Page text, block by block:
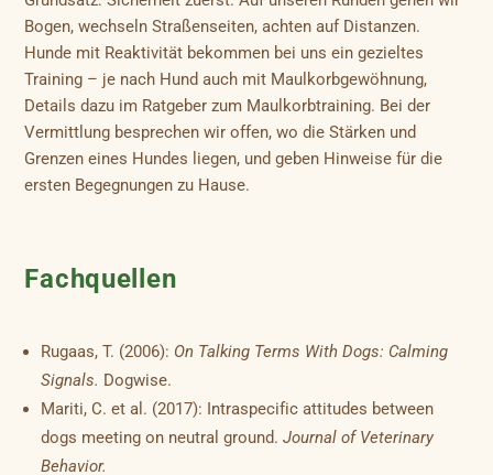
Bogen, wechseln Straßenseiten, achten auf Distanzen.
Hunde mit Reaktivität bekommen bei uns ein gezieltes
Training – je nach Hund auch mit Maulkorbgewöhnung,
Details dazu im Ratgeber zum Maulkorbtraining. Bei der
Vermittlung besprechen wir offen, wo die Stärken und
Grenzen eines Hundes liegen, und geben Hinweise für die
ersten Begegnungen zu Hause.
Fachquellen
Rugaas, T. (2006): On Talking Terms With Dogs: Calming
Signals. Dogwise.
Mariti, C. et al. (2017): Intraspecific attitudes between
dogs meeting on neutral ground.Journal of Veterinary
Behavior.